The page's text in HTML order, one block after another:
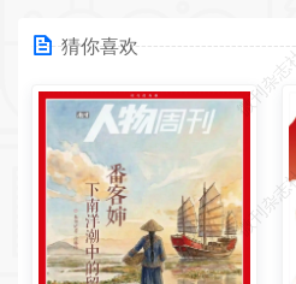
猜你喜欢 微刊杂志社
微刊杂